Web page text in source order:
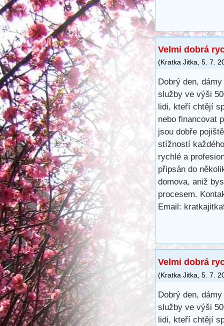
Velmi dobrá
(Kratka Jitka, 5. 7.
Dobrý den,
služby ve výši
lidi, kteří chtějí
nebo financovat
jsou dobře
stížností
rychlé a
připsán do
domova, aniž
procesem.
Email:
Velmi dobrá
(Kratka Jitka 5. 7.
Dobrý den,
služby ve výši
lidi, kteří chtějí